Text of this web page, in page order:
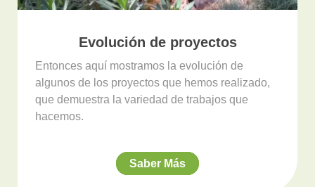
Evolución de proyectos
Entonces aquí mostramos la evolución de
algunos de los proyectos que hemos realizado,
que demuestra la variedad de trabajos que
hacemos.
Saber Más